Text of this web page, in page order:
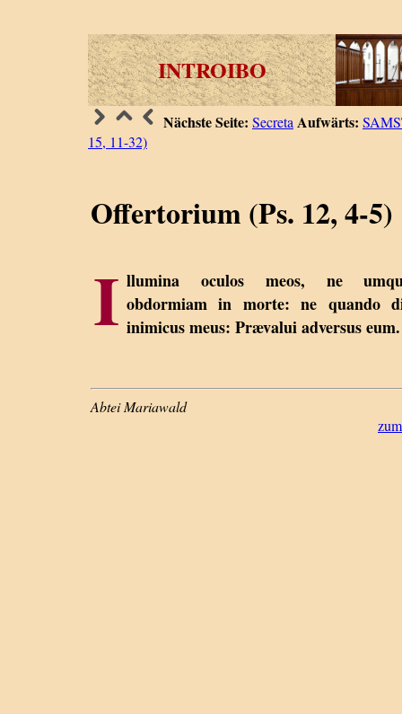
INTROIBO
Nächste Seite: Secreta Aufwärts:
15, 11-32)
Offertorium (Ps. 12, 4-5)
I llumina oculos meos, ne
obdormiam in morte: ne quando
inimicus meus: Prævalui adversus eum.
Abtei Mariawald